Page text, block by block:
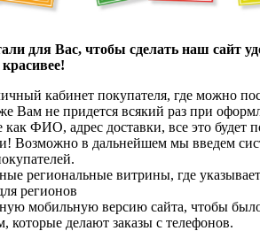
для Вас, чтобы сделать наш сайт
кабинет покупателя, где можно
Вам не придется всякий раз при
ФИО, адрес доставки, все это будет
Возможно в дальнейшем мы введем
региональные витрины, где
регионов
мобильную версию сайта, чтобы
которые делают заказы с телефонов.